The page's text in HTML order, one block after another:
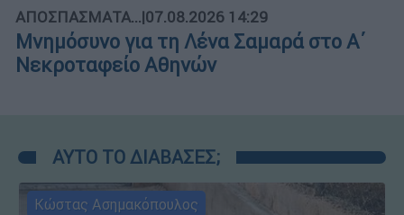
ΑΠΟΣΠΑΣΜΑΤΑ...|07.08.2026 14:29
Μνημόσυνο για τη Λένα Σαμαρά στο Α΄
Νεκροταφείο Αθηνών
ΑΥΤΟ ΤΟ ΔΙΑΒΑΣΕΣ;
Κώστας Ασημακόπουλος